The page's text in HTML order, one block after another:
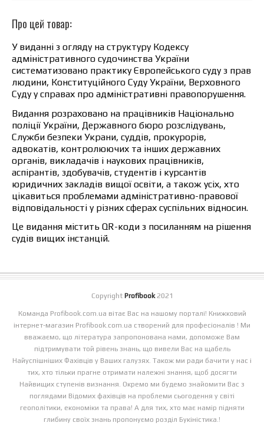
Про цей товар:
У виданні з огляду на структуру Кодексу
адміністративного судочинства України
систематизовано практику Європейського суду з прав
людини, Конституційного Суду України, Верховного
Суду у справах про адміністративні правопорушення.
Видання розраховано на працівників Національно
поліції України, Державного бюро розслідувань,
Служби безпеки Украни, суддів, прокурорів,
адвокатів, контролюючих та інших державних
органів, викладачів і наукових працівників,
аспірантів, здобувачів, студентів і курсантів
юридичних закладів вищої освіти, а також усіх, хто
цікавиться проблемами адміністративно-правової
відповідальності у різних сферах суспільних відносин.
Це видання містить QR-коди з посиланням на рішення
судів вищих інстанцій.
Copyright Profibook2021
Команда Profibook.com.ua вітає Вас на нашому порталі! Книжковий
інтернет-магазин Profibook.com.ua створений для професіоналів ! Ми
вважаємо, що література запропонована нами, допоможе Вам
підтримувати той рівень знань, що вивели Вас на щабель
Найуспішніших Фахівців у Ваших галузях. Також ми ради бачити у нас і
тих, хто тільки прагне отримати належні знання, щоб досягти
Найвищих ступенів визнання. Окремо ми будемо знайомити Вас з
поглядами Відомих фахівців на проблеми сьогодення у світі
геополітики, економіки та права! А для тих, хто має намір підняти
глибину своїх знань пропонуємо розділ Букіністика.!